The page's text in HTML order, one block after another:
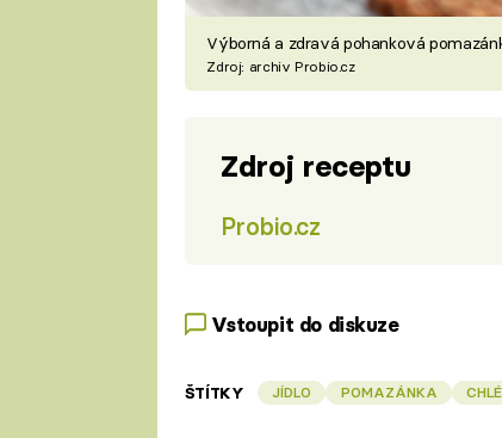
Výborná a zdravá pohanková
Zdroj: archiv Probio.cz
Zdroj receptu
Probio.cz
Vstoupit do diskuze
ŠTÍTKY JÍDLO POMAZÁNKA